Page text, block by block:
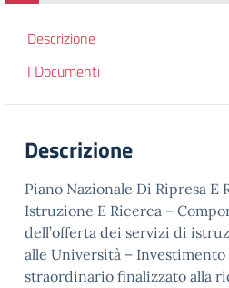
Descrizione
I Documenti
Descrizione
Piano Nazionale Di Ripresa E
Istruzione E Ricerca –
dell’offerta dei servizi di
alle Università – Investimento
straordinario finalizzato alla